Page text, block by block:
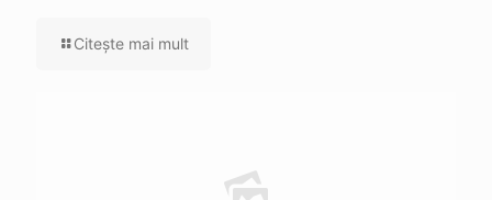
Citeşte mai mult